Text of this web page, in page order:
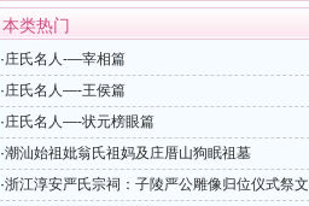
本类热门
·庄氏名人-—宰相篇
·庄氏名人—-王侯篇
·庄氏名人—-状元榜眼篇
·潮汕始祖妣翁氏祖妈及庄厝山狗眠祖墓
·浙江淳安严氏宗祠：子陵严公雕像归位仪式祭文